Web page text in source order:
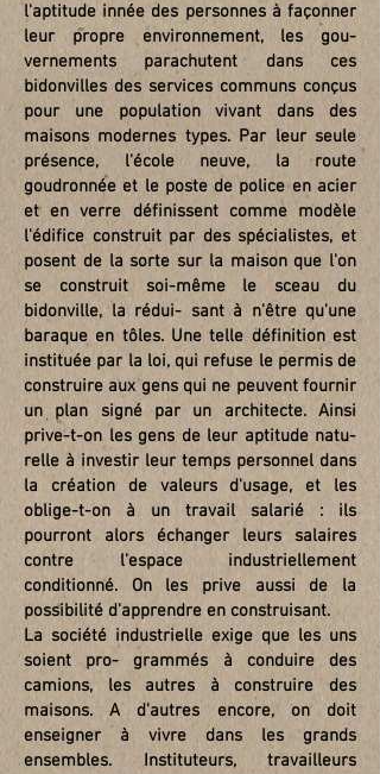
l'aptitude innée des personnes à façonner
leur propre environnement, les gou-
vernements parachutent dans ces
bidonvilles des services communs conçus
pour une population vivant dans des
maisons modernes types. Par leur seule
présence, l'école neuve, la route
goudronnée et le poste de police en acier
et en verre définissent comme modèle
l'édifice construit par des spécialistes, et
posent de la sorte sur la maison que l'on
se construit soi-même le sceau du
bidonville, la rédui- sant à n'être qu'une
baraque en tôles. Une telle définition est
instituée par la loi, qui refuse le permis de
construire aux gens qui ne peuvent fournir
un plan signé par un architecte. Ainsi
prive-t-on les gens de leur aptitude natu-
relle à investir leur temps personnel dans
la création de valeurs d'usage, et les
oblige-t-on à un travail salarié : ils
pourront alors échanger leurs salaires
contre l'espace industriellement
conditionné. On les prive aussi de la
possibilité d'apprendre en construisant.
La société industrielle exige que les uns
soient pro- grammés à conduire des
camions, les autres à construire des
maisons. A d'autres encore, on doit
enseigner à vivre dans les grands
ensembles. Instituteurs, travailleurs